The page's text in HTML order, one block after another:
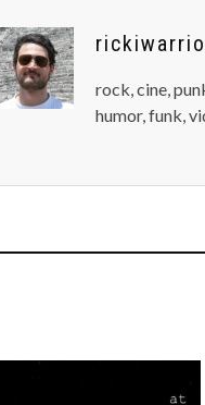
rock, cine,
humor, funk,